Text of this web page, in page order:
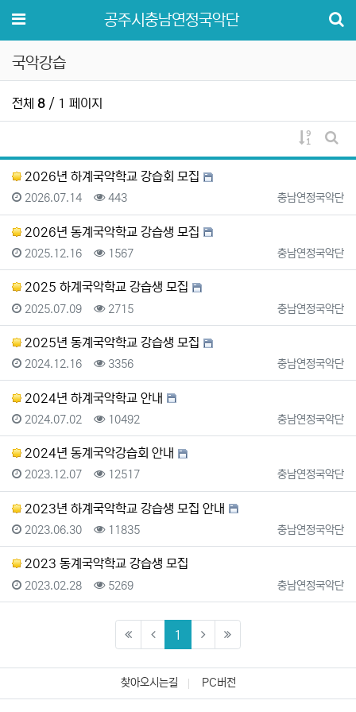
메뉴 공주시충남연정국악단
국악강습
전체 8 / 1 페이지
게시물
게시
2026년 하계국악학교 강습회 모집
등록자
충남연정국악단
등록일
2026.07.14 조회
443
2026년 동계국악학교 강습생 모집
등록자
충남연정국악단
등록일
2025.12.16 조회
1567
2025 하계국악학교 강습생 모집
등록자
충남연정국악단
등록일
2025.07.09 조회
2715
2025년 동계국악학교 강습생 모집
등록자
충남연정국악단
등록일
2024.12.16 조회
3356
2024년 하계국악학교 안내
등록자
충남연정국악단
등록일
2024.07.02 조회
10492
2024년 동계국악강습회 안내
등록자
충남연정국악단
등록일
2023.12.07 조회
12517
2023년 하계국악학교 강습생 모집 안내
등록자
충남연정국악단
등록일
2023.06.30 조회
11835
2023 동계국악학교 강습생 모집
등록자
충남연정국악단
등록일
2023.02.28 조회
5269
1 (current)
찾아오시는길 PC버전